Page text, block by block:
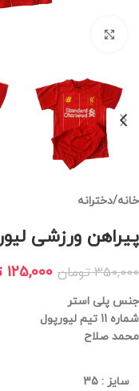
خانه/دخترانه
پیراهن ورزشی
350,000 تومان 125,000
جنس پلی استر
شماره 11 تیم لیورپول
محمد صلاح
سایز :
35